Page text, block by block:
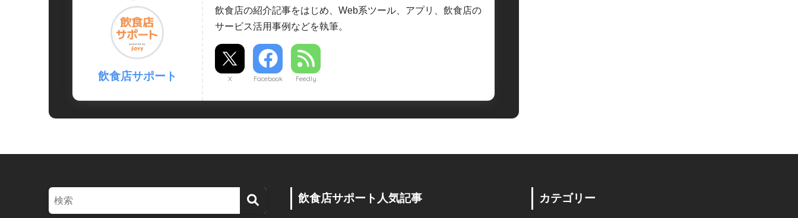
飲食店サポート
飲食店の紹介記事をはじめ、Web系ツール、アプリ、飲食店の
サービス活用事例などを執筆。
X Facebook Feedly
飲食店サポート人気記事 カテゴリー